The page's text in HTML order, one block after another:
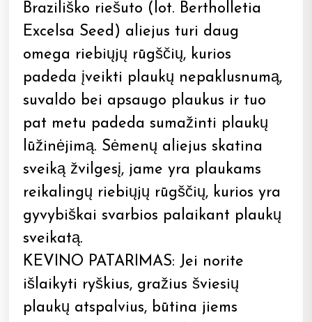
Braziliško riešuto (lot. Bertholletia
Excelsa Seed) aliejus turi daug
omega riebiųjų rūgščių, kurios
padeda įveikti plaukų nepaklusnumą,
suvaldo bei apsaugo plaukus ir tuo
pat metu padeda sumažinti plaukų
lūžinėjimą. Sėmenų aliejus skatina
sveiką žvilgesį, jame yra plaukams
reikalingų riebiųjų rūgščių, kurios yra
gyvybiškai svarbios palaikant plaukų
sveikatą.
KEVINO PATARIMAS: Jei norite
išlaikyti ryškius, gražius šviesių
plaukų atspalvius, būtina jiems